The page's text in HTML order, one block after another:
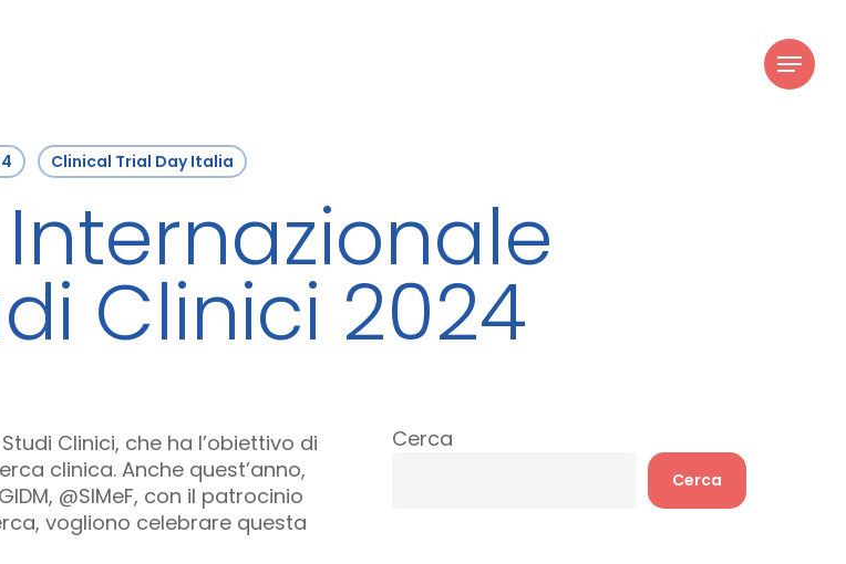
instagram Menu
Clinical Trial Day Italia
Clinici 2024
Clinici, che ha l’obiettivo di
clinica. Anche quest’anno,
@SIMeF, con il patrocinio
vogliono celebrare questa
Cerca
Cerca